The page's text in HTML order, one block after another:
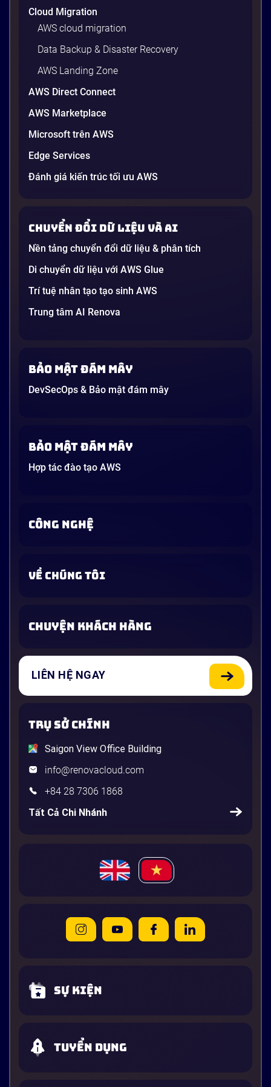
Generative AI là gì? Giải thích đơn giản
và ứng dụng cho doanh nghiệp Việt
Nam 2026
Gần đây, bạn có thể nghe đến thuật ngữ “Generative
startup công nghệ. Vấn đề là phần lớn lời giải thích
dường như chỉ được viết cho kỹ sư, không phải cho
người […]
21 phút
Cloud Migration
AWS cloud migration
Data Backup & Disaster Recovery
AWS Landing Zone
AWS Direct Connect
AWS Marketplace
Microsoft trên AWS
Edge Services
Đánh giá kiến trúc tối ưu AWS
Chuyển đổi dữ liệu và AI
Nền tảng chuyển đổi dữ liệu & phân tích
Di chuyển dữ liệu với AWS Glue
Trí tuệ nhân tạo tạo sinh AWS
Trung tâm AI Renova
Bảo mật đám mây
DevSecOps & Bảo mật đám mây
Bảo mật đám mây
Hợp tác đào tạo AWS
CÔNG NGHỆ
VỀ CHÚNG TÔI
CHUYỆN KHÁCH HÀNG
LIÊN HỆ NGAY
TRỤ SỞ CHÍNH
Saigon View Office Building
info@renovacloud.com
+84 28 7306 1868
Tất Cả Chi Nhánh
Sự kiện
Tuyển dụng